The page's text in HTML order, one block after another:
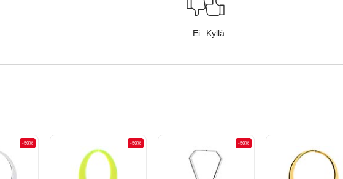
Ei Kyllä
-50% -50% -50%